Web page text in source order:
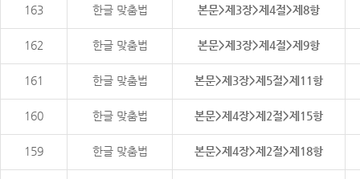
163 한글 맞춤법 본문>제3장>제4절>제8항
162 한글 맞춤법 본문>제3장>제4절>제9항
161 한글 맞춤법 본문>제3장>제5절>제11항
160 한글 맞춤법 본문>제4장>제2절>제15항
159 한글 맞춤법 본문>제4장>제2절>제18항